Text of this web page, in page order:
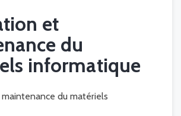
et
du
informatique
du matériels